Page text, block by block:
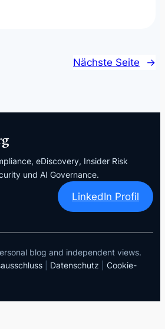
Nächste Seite →
eDiscovery, Insider Risk
und AI Governance.
LinkedIn Profil
blog and independent views.
Datenschutz
Cookie-